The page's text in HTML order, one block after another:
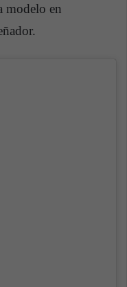
modelo en